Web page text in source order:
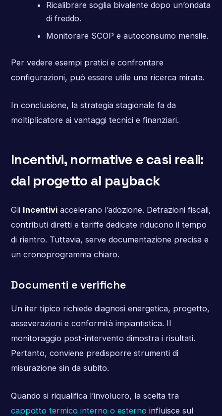
Ricalibrare soglia bivalente dopo un’ondata
di freddo.
Monitorare SCOP e autoconsumo mensile.
Per vedere esempi pratici e confrontare
configurazioni, può essere utile una ricerca mirata.
In conclusione, la strategia stagionale fa da
moltiplicatore ai vantaggi tecnici e finanziari.
Incentivi, normative e casi reali:
dal progetto al payback
Gli Incentiviaccelerano l’adozione. Detrazioni fiscali,
contributi diretti e tariffe dedicate riducono il tempo
di rientro. Tuttavia, serve documentazione precisa e
un cronoprogramma chiaro.
Documenti e verifiche
Un iter tipico richiede diagnosi energetica, progetto,
asseverazioni e conformità impiantistica. Il
monitoraggio post-intervento dimostra i risultati.
Pertanto, conviene predisporre strumenti di
misurazione sin da subito.
Quando si riqualifica l’involucro, la scelta tra
cappotto termico interno o esterno influisce sul